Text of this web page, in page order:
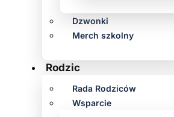
Dzwonki
Merch szkolny
Rodzic
Rada Rodziców
Wsparcie